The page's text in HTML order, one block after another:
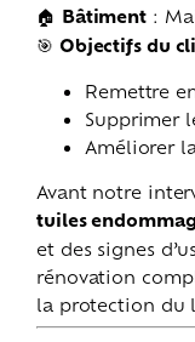
🏠 Bâtiment :
🎯 Objectifs du
Remettre
Supprimer
Améliorer
Avant notre
tuiles
et des signes
rénovation
la protection du